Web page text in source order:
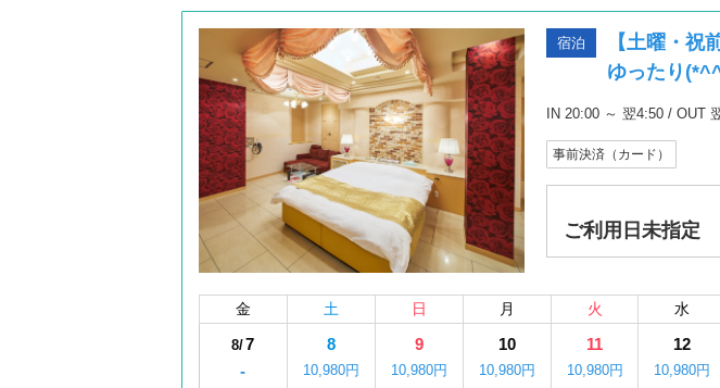
宿泊
【土曜・祝
ゆったり
IN 20:00 ～ 翌4:50 / OUT
事前決済（カード）
ご利用日未指定
金 土 日 月 火 水
8/7
-
8
10,980円
9
10,980円
10
10,980円
11
10,980円
12
10,980円